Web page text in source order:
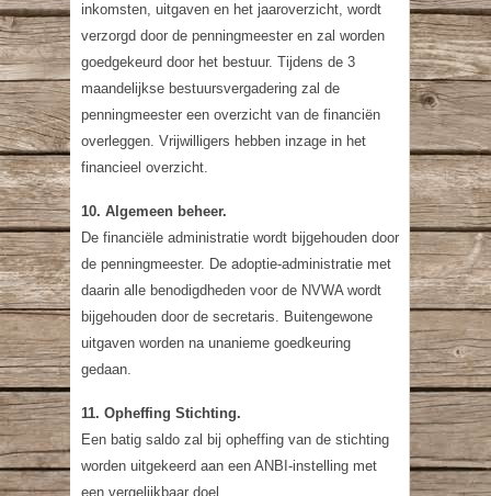
inkomsten, uitgaven en het jaaroverzicht, wordt
verzorgd door de penningmeester en zal worden
goedgekeurd door het bestuur. Tijdens de 3
maandelijkse bestuursvergadering zal de
penningmeester een overzicht van de financiën
overleggen. Vrijwilligers hebben inzage in het
financieel overzicht.
10. Algemeen beheer.
De financiële administratie wordt bijgehouden door
de penningmeester. De adoptie-administratie met
daarin alle benodigdheden voor de NVWA wordt
bijgehouden door de secretaris. Buitengewone
uitgaven worden na unanieme goedkeuring
gedaan.
11. Opheffing Stichting.
Een batig saldo zal bij opheffing van de stichting
worden uitgekeerd aan een ANBI-instelling met
een vergelijkbaar doel.